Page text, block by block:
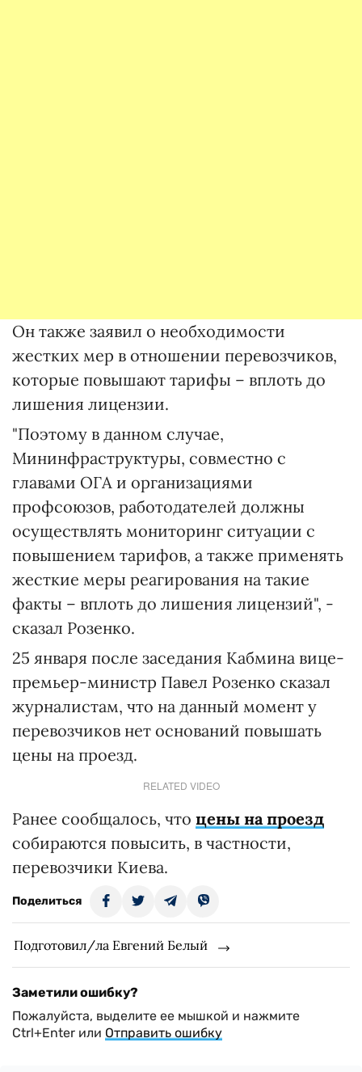
Он также заявил о необходимости
жестких мер в отношении перевозчиков,
которые повышают тарифы – вплоть до
лишения лицензии.
"Поэтому в данном случае,
Мининфраструктуры, совместно с
главами ОГА и организациями
профсоюзов, работодателей должны
осуществлять мониторинг ситуации с
повышением тарифов, а также применять
жесткие меры реагирования на такие
факты – вплоть до лишения лицензий", -
сказал Розенко.
25 января после заседания Кабмина вице-
премьер-министр Павел Розенко сказал
журналистам, что на данный момент у
перевозчиков нет оснований повышать
цены на проезд.
RELATED VIDEO
Ранее сообщалось, что цены на проезд
собираются повысить, в частности,
перевозчики Киева.
Поделиться
Подготовил/ла Евгений Белый
Заметили ошибку?
Пожалуйста, выделите ее мышкой и нажмите
Ctrl+Enter или Отправить ошибку